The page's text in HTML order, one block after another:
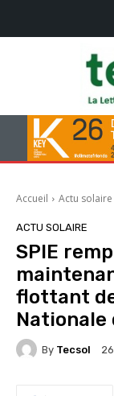
Accueil Actu solaire
ACTU SOLAIRE
SPIE
flottant de
Nationale
By Tecsol